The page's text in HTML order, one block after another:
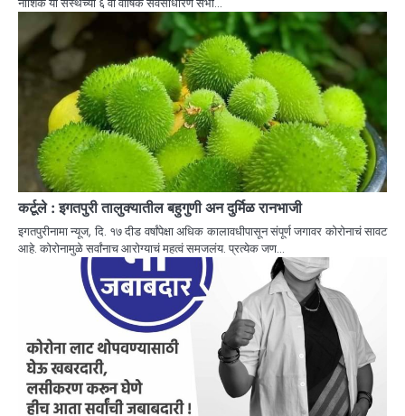
नाशिक या संस्थेच्या ६ वी वार्षिक सर्वसाधारण सभा…
कर्टूले : इगतपुरी तालुक्यातील बहुगुणी अन दुर्मिळ रानभाजी
इगतपुरीनामा न्यूज, दि. १७ दीड वर्षांपेक्षा अधिक कालावधीपासून संपूर्ण जगावर कोरोनाचं सावट
आहे. कोरोनामुळे सर्वांनाच आरोग्याचं महत्वं समजलंय. प्रत्येक जण…